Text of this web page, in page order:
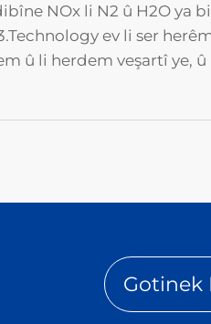
NOx li N2 û H2O ya
ev li ser
û li herdem veşartî ye, û
Gotinek